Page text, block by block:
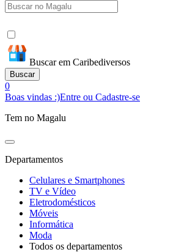
Buscar em Caribediversos
Buscar
0
Boas vindas :)Entre ou Cadastre-se
Tem no Magalu
Departamentos
Celulares e Smartphones
TV e Vídeo
Eletrodomésticos
Móveis
Informática
Moda
Todos os departamentos